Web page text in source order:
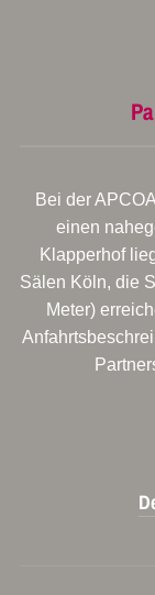
Bei der
einen
Klapperhof
Sälen Köln, die
Meter)